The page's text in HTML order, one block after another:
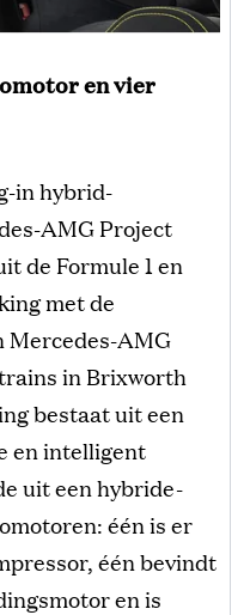
en vier
in hybrid-
AMG Project
de Formule 1 en
met de
Mercedes-AMG
in Brixworth
bestaat uit een
en intelligent
uit een hybride-
één is er
één bevindt
en is